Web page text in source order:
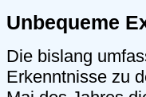
Unbequeme
Die bislang
Erkenntnisse zu